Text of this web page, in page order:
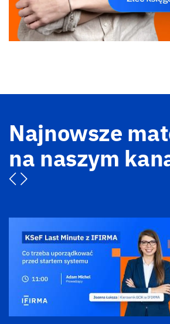
Najnowsze
na naszym